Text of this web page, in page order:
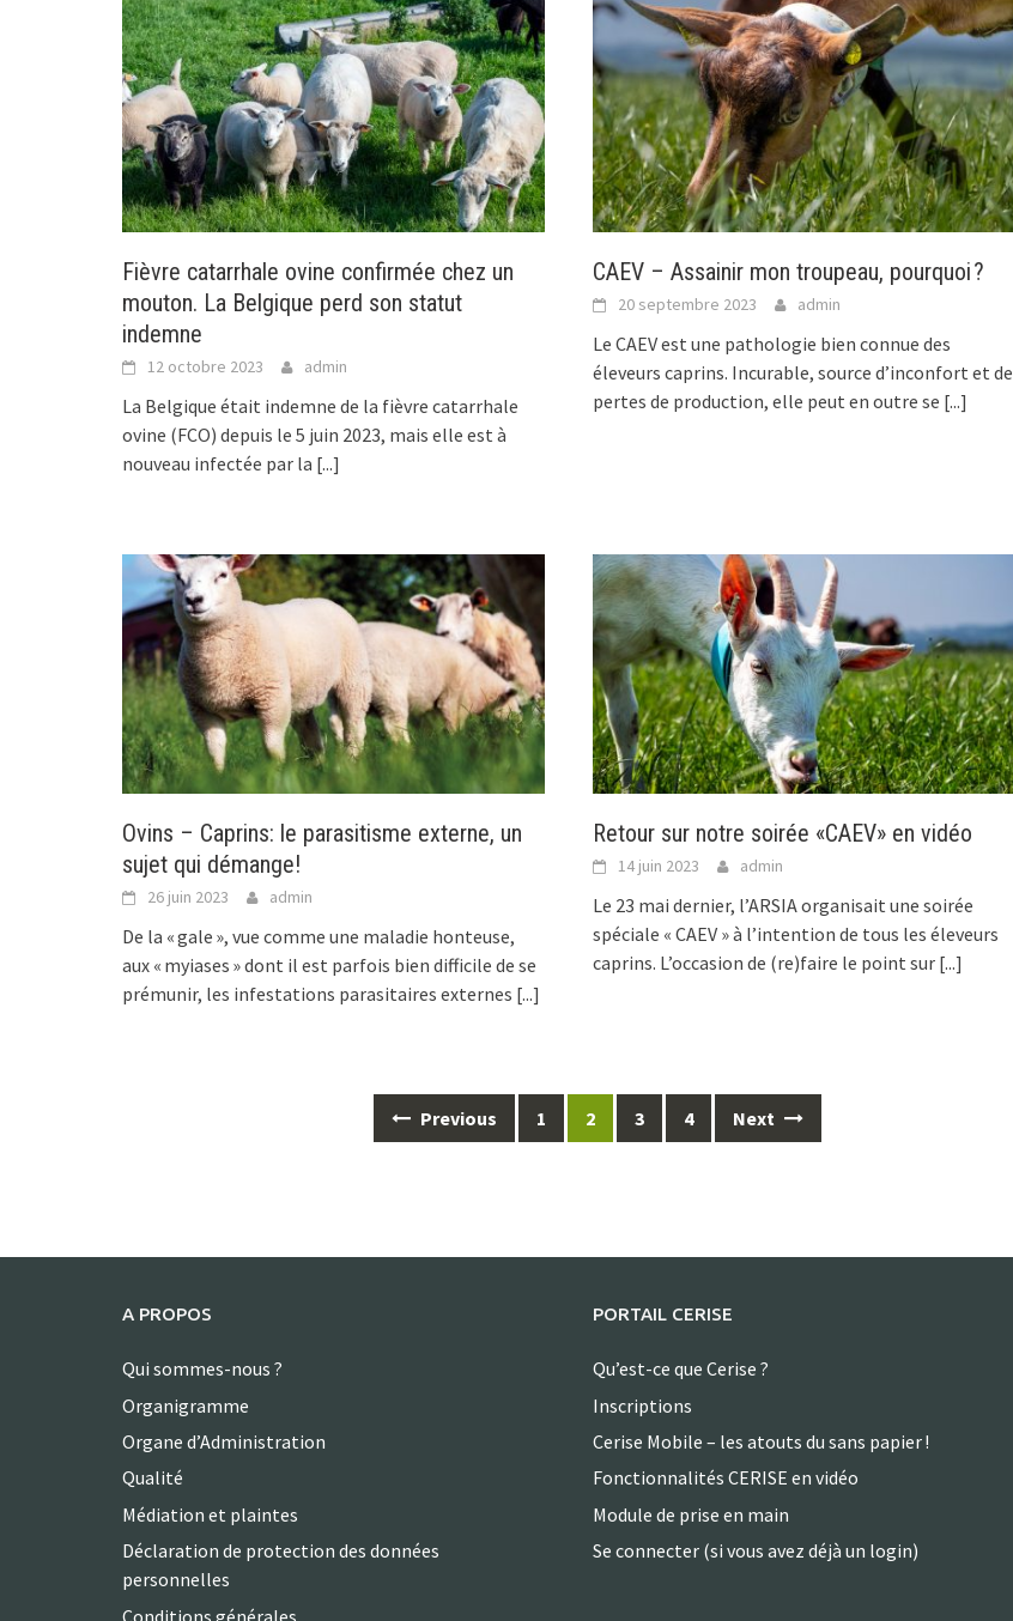
Fièvre catarrhale ovine confirmée chez un
mouton. La Belgique perd son statut
indemne
12 octobre 2023 admin
La Belgique était indemne de la fièvre catarrhale
ovine (FCO) depuis le 5 juin 2023, mais elle est à
nouveau infectée par la [...]
CAEV – Assainir mon troupeau, pourquoi ?
20 septembre 2023 admin
Le CAEV est une pathologie bien connue des
éleveurs caprins. Incurable, source d’inconfort et de
pertes de production, elle peut en outre se [...]
Ovins – Caprins: le parasitisme externe, un
sujet qui démange!
26 juin 2023 admin
De la « gale », vue comme une maladie honteuse,
aux « myiases » dont il est parfois bien difficile de se
prémunir, les infestations parasitaires externes [...]
Retour sur notre soirée «CAEV» en vidéo
14 juin 2023 admin
Le 23 mai dernier, l’ARSIA organisait une soirée
spéciale « CAEV » à l’intention de tous les éleveurs
caprins. L’occasion de (re)faire le point sur [...]
Previous 1 2 3 4 Next
A PROPOS
Qui sommes-nous ?
Organigramme
Organe d’Administration
Qualité
Médiation et plaintes
Déclaration de protection des données
personnelles
Conditions générales
PORTAIL CERISE
Qu’est-ce que Cerise ?
Inscriptions
Cerise Mobile – les atouts du sans papier !
Fonctionnalités CERISE en vidéo
Module de prise en main
Se connecter (si vous avez déjà un login)